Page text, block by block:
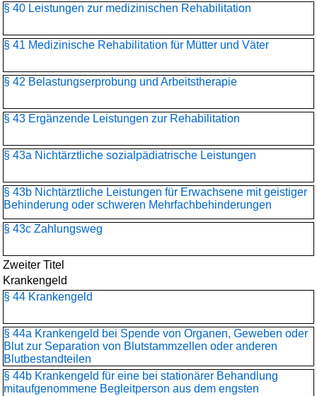
§ 40 Leistungen zur medizinischen Rehabilitation
§ 41 Medizinische Rehabilitation für Mütter und Väter
§ 42 Belastungserprobung und Arbeitstherapie
§ 43 Ergänzende Leistungen zur Rehabilitation
§ 43a Nichtärztliche sozialpädiatrische Leistungen
§ 43b Nichtärztliche Leistungen für Erwachsene mit geistiger
Behinderung oder schweren Mehrfachbehinderungen
§ 43c Zahlungsweg
Zweiter Titel
Krankengeld
§ 44 Krankengeld
§ 44a Krankengeld bei Spende von Organen, Geweben oder
Blut zur Separation von Blutstammzellen oder anderen
Blutbestandteilen
§ 44b Krankengeld für eine bei stationärer Behandlung
mitaufgenommene Begleitperson aus dem engsten